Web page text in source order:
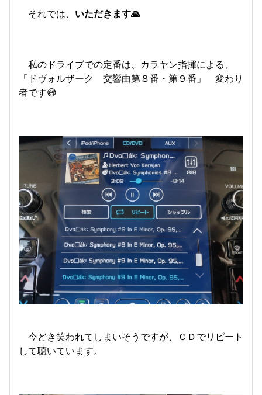
それでは、 いただきます🙏
私のドライブでの定番は、カラヤン指揮による、
「ドヴォルザーク 交響曲第８番・第９番」 変わり
者です😅
今どき笑われてしまいそうですが、ＣＤでリピート
して聴いています。